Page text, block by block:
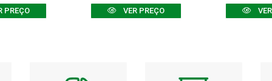
PREÇO VER PREÇO